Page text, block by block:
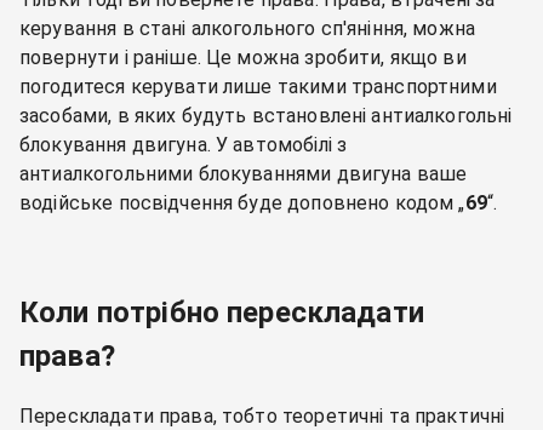
керування в стані алкогольного сп'яніння, можна
повернути і раніше. Це можна зробити, якщо ви
погодитеся керувати лише такими транспортними
засобами, в яких будуть встановлені антиалкогольні
блокування двигуна. У автомобілі з
антиалкогольними блокуваннями двигуна ваше
водійське посвідчення буде доповнено кодом „69“.
Коли потрібно перескладати
права?
Перескладати права, тобто теоретичні та практичні